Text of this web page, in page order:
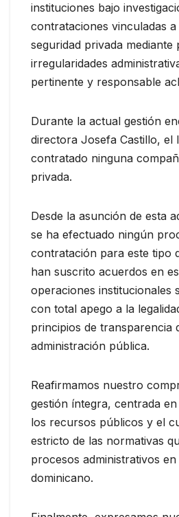
instituciones bajo
contrataciones vinculadas a
seguridad privada mediante
irregularidades
pertinente y responsable
Durante la actual gestión
directora Josefa Castillo, el
contratado ninguna
privada.
Desde la asunción de esta
se ha efectuado ningún
contratación para este tipo
han suscrito acuerdos en
operaciones institucionales
con total apego a la
principios de transparencia
administración pública.
Reafirmamos nuestro
gestión íntegra, centrada
los recursos públicos y el
estricto de las normativas
procesos administrativos en
dominicano.